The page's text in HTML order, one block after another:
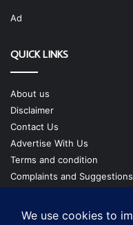
Ad
QUICK LINKS
About us
Disclaimer
Contact Us
Advertise With Us
Terms and condition
Complaints and Suggestions
Our Team